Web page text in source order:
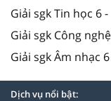
Giải sgk Tin học 6
Giải sgk Công
Giải sgk Âm nhạc
Dịch vụ nổi bật: